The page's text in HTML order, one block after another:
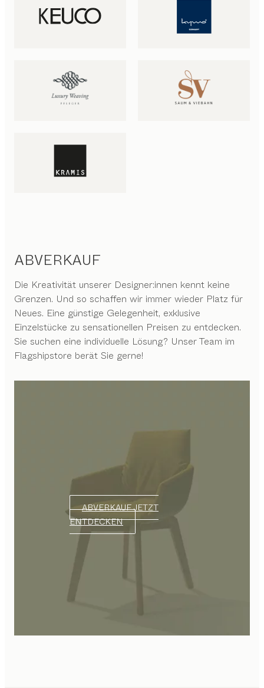
ABVERKAUF
Die Kreativität unserer Designer:innen kennt keine
Grenzen. Und so schaffen wir immer wieder Platz für
Neues. Eine günstige Gelegenheit, exklusive
Einzelstücke zu sensationellen Preisen zu entdecken.
Sie suchen eine individuelle Lösung? Unser Team im
Flagshipstore berät Sie gerne!
ABVERKAUF JETZT
ENTDECKEN